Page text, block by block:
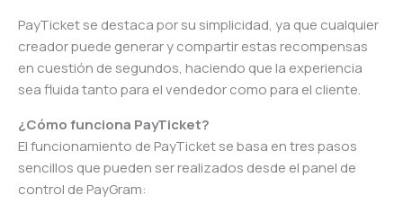
PayTicket se destaca por su simplicidad, ya que cualquier
creador puede generar y compartir estas recompensas
en cuestión de segundos, haciendo que la experiencia
sea fluida tanto para el vendedor como para el cliente.
¿Cómo funciona PayTicket?
El funcionamiento de PayTicket se basa en tres pasos
sencillos que pueden ser realizados desde el panel de
control de PayGram: